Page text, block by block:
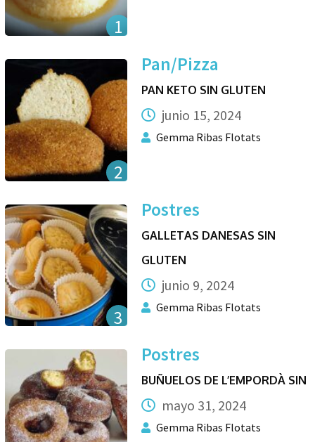
1
2
Pan/Pizza
PAN KETO SIN GLUTEN
junio 15, 2024
Gemma Ribas Flotats
3
Postres
GALLETAS DANESAS SIN
GLUTEN
junio 9, 2024
Gemma Ribas Flotats
Postres
BUÑUELOS DE L’EMPORDÀ SIN
mayo 31, 2024
Gemma Ribas Flotats